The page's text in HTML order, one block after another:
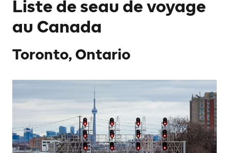
Liste de seau de voyage
au Canada
Toronto, Ontario